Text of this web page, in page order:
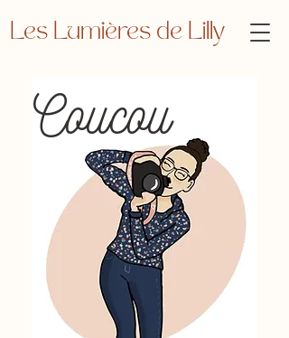
Les Lumières de Lilly
Coucou